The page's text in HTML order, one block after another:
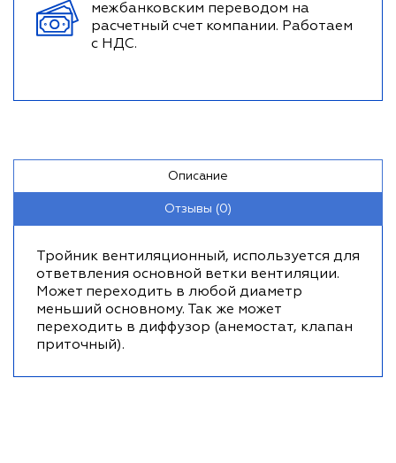
межбанковским переводом на
расчетный счет компании. Работаем
с НДС.
Описание
Отзывы (0)
Тройник вентиляционный, используется для
ответвления основной ветки вентиляции.
Может переходить в любой диаметр
меньший основному. Так же может
переходить в диффузор (анемостат, клапан
приточный).